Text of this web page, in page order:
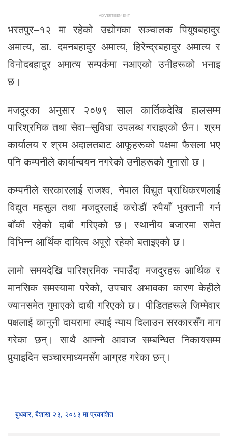
ADVERTISEMENT
भरतपुर–१२ मा रहेको उद्योगका सञ्चालक पियुषबहादुर
अमात्य, डा. दमनबहादुर अमात्य, हिरेन्द्रबहादुर अमात्य र
विनोदबहादुर अमात्य सम्पर्कमा नआएको उनीहरूको भनाइ
छ।
मजदुरका अनुसार २०७९ साल कार्तिकदेखि हालसम्म
पारिश्रमिक तथा सेवा–सुविधा उपलब्ध गराइएको छैन। श्रम
कार्यालय र श्रम अदालतबाट आफूहरूको पक्षमा फैसला भए
पनि कम्पनीले कार्यान्वयन नगरेको उनीहरूको गुनासो छ।
कम्पनीले सरकारलाई राजश्व, नेपाल विद्युत प्राधिकरणलाई
विद्युत महसुल तथा मजदुरलाई करोडौं रुपैयाँ भुक्तानी गर्न
बाँकी रहेको दाबी गरिएको छ। स्थानीय बजारमा समेत
विभिन्न आर्थिक दायित्व अपूरो रहेको बताइएको छ।
लामो समयदेखि पारिश्रमिक नपाउँदा मजदुरहरू आर्थिक र
मानसिक समस्यामा परेको, उपचार अभावका कारण केहीले
ज्यानसमेत गुमाएको दाबी गरिएको छ। पीडितहरूले जिम्मेवार
पक्षलाई कानुनी दायरामा ल्याई न्याय दिलाउन सरकारसँग माग
गरेका छन्। साथै आफ्नो आवाज सम्बन्धित निकायसम्म
पुर्‍याइदिन सञ्चारमाध्यमसँग आग्रह गरेका छन्।
बुधबार, बैशाख २३, २०८३ मा प्रकाशित